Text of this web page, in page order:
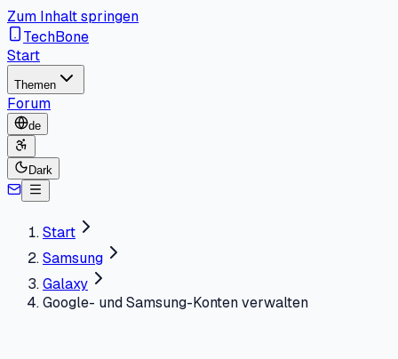
Zum Inhalt springen
TechBone
Start
Themen
Forum
de
Dark
Start
Samsung
Galaxy
Google- und Samsung-Konten verwalten